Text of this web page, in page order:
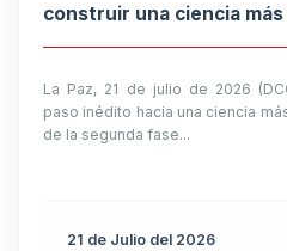
construir una ciencia
La Paz, 21 de julio de 2026
paso inédito hacia una ciencia
de la segunda fase...
21 de Julio del 2026